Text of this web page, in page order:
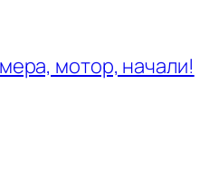
мотор, начали!